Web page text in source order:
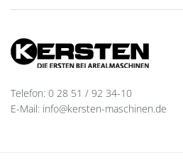
Telefon: 0 28 51 / 92 34-10
E-Mail: info@kersten-maschinen.de